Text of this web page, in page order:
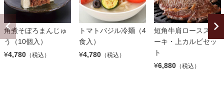
角煮そぼろまんじゅ
う（10個入）
¥4,780 （税込）
トマトバジル冷麺（4
食入）
¥4,780 （税込）
短角牛肩ロースステ
ーキ・上カルビセッ
ト
¥6,880 （税込）